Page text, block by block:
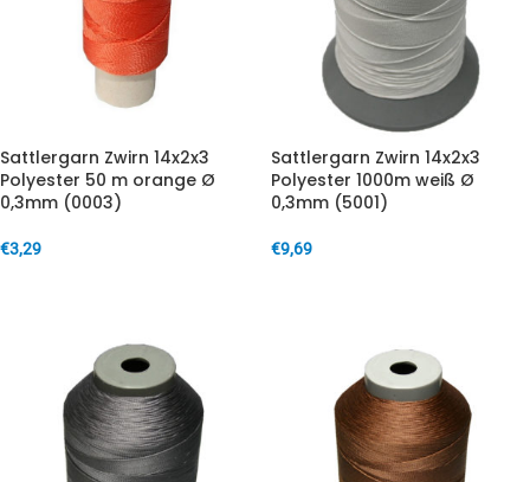
Sattlergarn Zwirn 14x2x3
Polyester 50 m orange Ø
0,3mm (0003)
€3,29
Sattlergarn Zwirn 14x2x3
Polyester 1000m weiß Ø
0,3mm (5001)
€9,69